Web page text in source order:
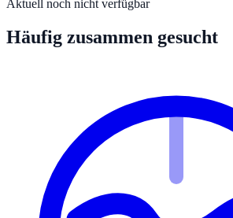
Aktuell noch nicht verfügbar
Häufig zusammen gesucht